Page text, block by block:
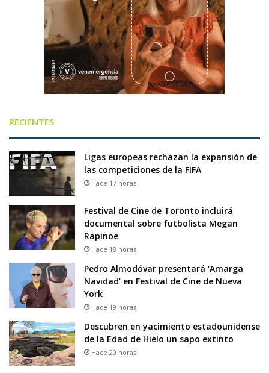
RECIENTES
Ligas europeas rechazan la expansión de
las competiciones de la FIFA
Hace 17 horas
Festival de Cine de Toronto incluirá
documental sobre futbolista Megan
Rapinoe
Hace 18 horas
Pedro Almodóvar presentará ‘Amarga
Navidad’ en Festival de Cine de Nueva
York
Hace 19 horas
Descubren en yacimiento estadounidense
de la Edad de Hielo un sapo extinto
Hace 20 horas